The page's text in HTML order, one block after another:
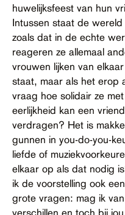
huwelijksfeest van hun
Intussen staat de
zoals dat in de echte
reageren ze allemaal
vrouwen lijken van
staat, maar als het erop
vraag hoe solidair ze
eerlijkheid kan een
verdragen? Het is
gunnen in you-do-you-
liefde of
elkaar op als dat nodig
ik de voorstelling ook
grote vragen: mag ik
verschillen en toch bij